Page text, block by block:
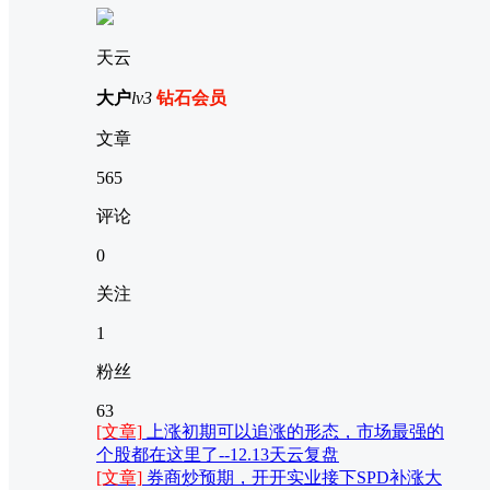
天云
大户lv3 钻石会员
文章
565
评论
0
关注
1
粉丝
63
[文章] 上涨初期可以追涨的形态，市场最强的
个股都在这里了--12.13天云复盘
[文章] 券商炒预期，开开实业接下SPD补涨大